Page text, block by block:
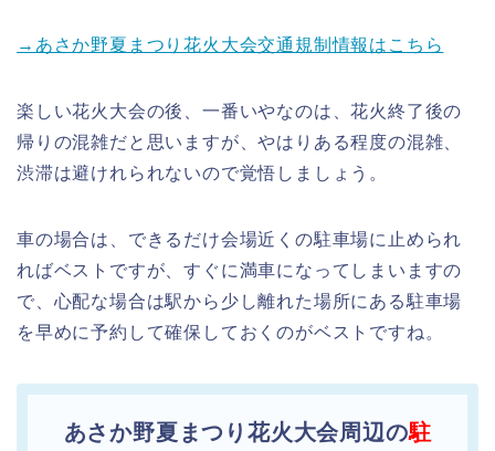
→あさか野夏まつり花火大会交通規制情報はこちら
楽しい花火大会の後、一番いやなのは、花火終了後の
帰りの混雑だと思いますが、やはりある程度の混雑、
渋滞は避けれられないので覚悟しましょう。
車の場合は、できるだけ会場近くの駐車場に止められ
ればベストですが、すぐに満車になってしまいますの
で、心配な場合は駅から少し離れた場所にある駐車場
を早めに予約して確保しておくのがベストですね。
あさか野夏まつり花火大会周辺の駐